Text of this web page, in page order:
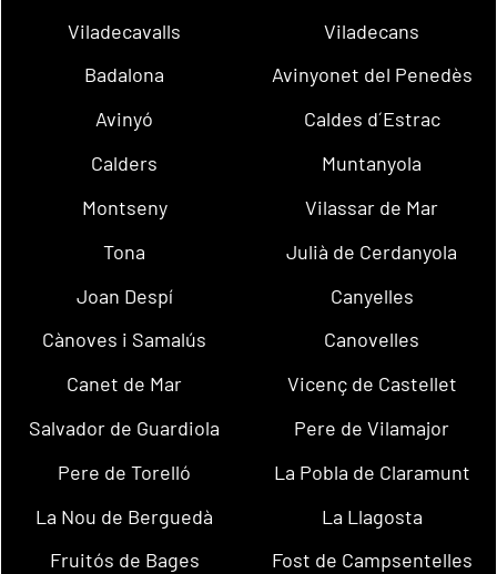
Viladecavalls
Viladecans
Badalona
Avinyonet del Penedès
Avinyó
Caldes d´Estrac
Calders
Muntanyola
Montseny
Vilassar de Mar
Tona
Julià de Cerdanyola
Joan Despí
Canyelles
Cànoves i Samalús
Canovelles
Canet de Mar
Vicenç de Castellet
Salvador de Guardiola
Pere de Vilamajor
Pere de Torelló
La Pobla de Claramunt
La Nou de Berguedà
La Llagosta
Fruitós de Bages
Fost de Campsentelles